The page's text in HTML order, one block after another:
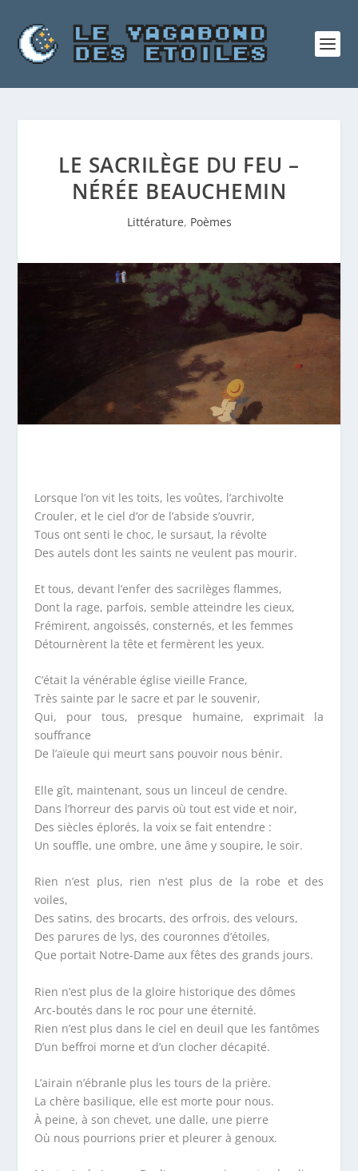
LE SACRILÈGE DU FEU –
NÉRÉE BEAUCHEMIN
Littérature, Poèmes
Lorsque l’on vit les toits, les voûtes, l’archivolte
Crouler, et le ciel d’or de l’abside s’ouvrir,
Tous ont senti le choc, le sursaut, la révolte
Des autels dont les saints ne veulent pas mourir.
Et tous, devant l’enfer des sacrilèges flammes,
Dont la rage, parfois, semble atteindre les cieux,
Frémirent, angoissés, consternés, et les femmes
Détournèrent la tête et fermèrent les yeux.
C’était la vénérable église vieille France,
Très sainte par le sacre et par le souvenir,
Qui, pour tous, presque humaine, exprimait la
souffrance
De l’aïeule qui meurt sans pouvoir nous bénir.
Elle gît, maintenant, sous un linceul de cendre.
Dans l’horreur des parvis où tout est vide et noir,
Des siècles éplorés, la voix se fait entendre :
Un souffle, une ombre, une âme y soupire, le soir.
Rien n’est plus, rien n’est plus de la robe et des
voiles,
Des satins, des brocarts, des orfrois, des velours,
Des parures de lys, des couronnes d’étoiles,
Que portait Notre-Dame aux fêtes des grands jours.
Rien n’est plus de la gloire historique des dômes
Arc-boutés dans le roc pour une éternité.
Rien n’est plus dans le ciel en deuil que les fantômes
D’un beffroi morne et d’un clocher décapité.
L’airain n’ébranle plus les tours de la prière.
La chère basilique, elle est morte pour nous.
À peine, à son chevet, une dalle, une pierre
Où nous pourrions prier et pleurer à genoux.